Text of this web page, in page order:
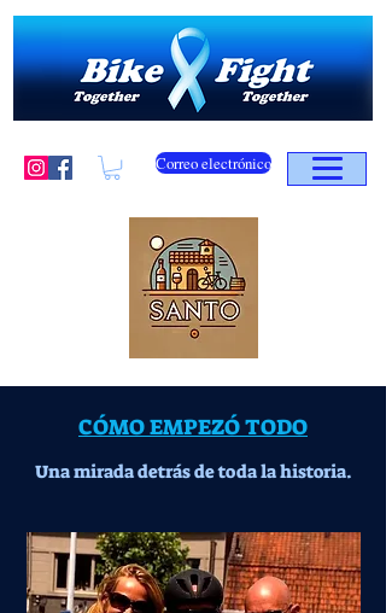
Correo electrónico
CÓMO EMPEZÓ TODO
Una mirada detrás de toda la historia.